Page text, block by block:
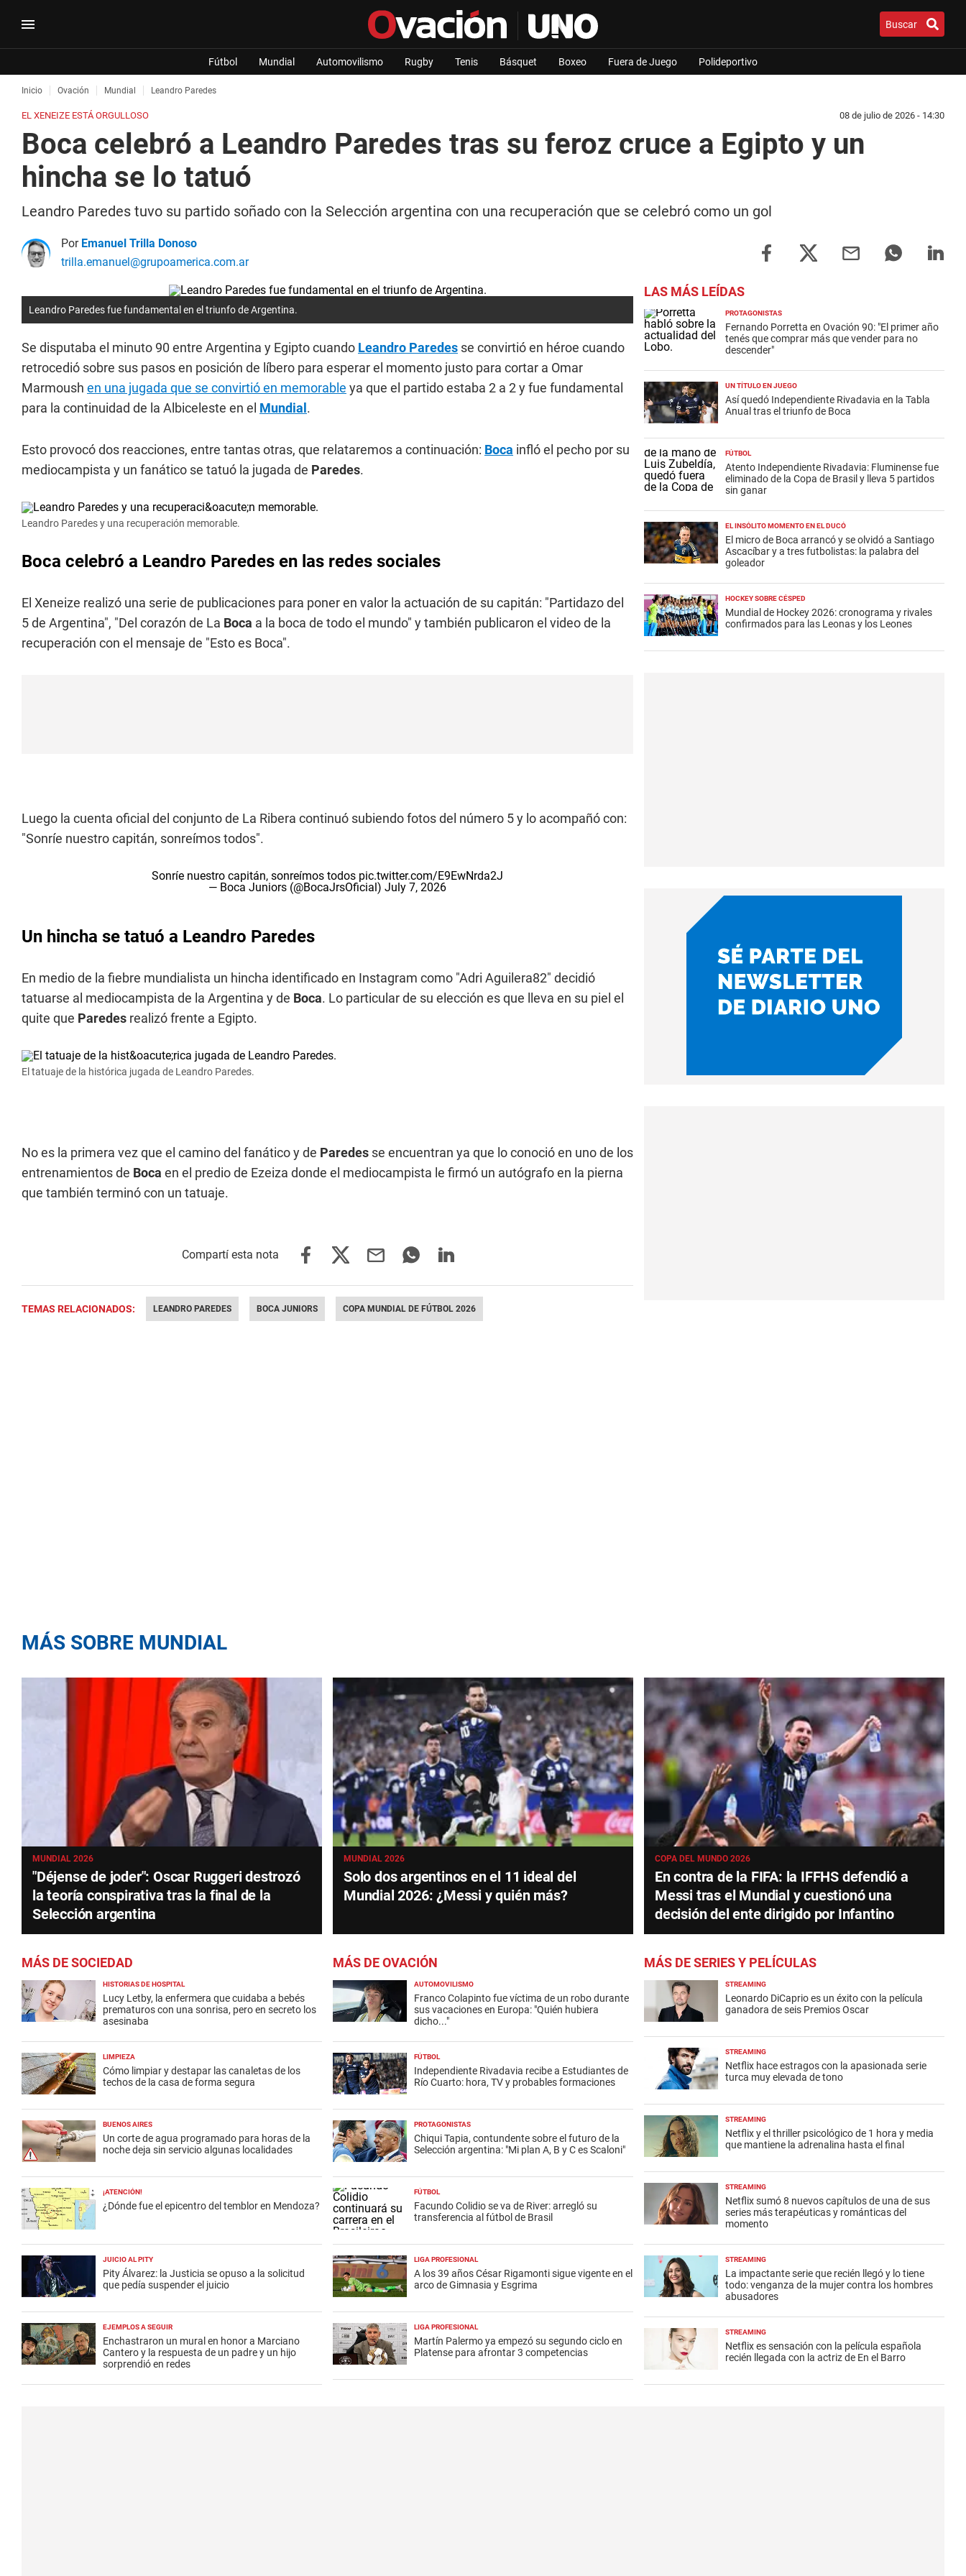
Buscar
Fútbol Mundial Automovilismo Rugby Tenis Básquet Boxeo Fuera de Juego Polideportivo
Inicio Ovación Mundial Leandro Paredes
EL XENEIZE ESTÁ ORGULLOSO 08 de julio de 2026 - 14:30
Boca celebró a Leandro Paredes tras su feroz cruce a Egipto y un
hincha se lo tatuó
Leandro Paredes tuvo su partido soñado con la Selección argentina con una recuperación que se celebró como un gol
Por Emanuel Trilla Donoso
trilla.emanuel@grupoamerica.com.ar
Leandro Paredes fue fundamental en el triunfo de Argentina.
Se disputaba el minuto 90 entre Argentina y Egipto cuando Leandro Paredes se convirtió en héroe cuando
retrocedió sobre sus pasos en posición de líbero para esperar el momento justo para cortar a Omar
Marmoush en una jugada que se convirtió en memorable ya que el partido estaba 2 a 2 y fue fundamental
para la continuidad de la Albiceleste en el Mundial .
Esto provocó dos reacciones, entre tantas otras, que relataremos a continuación: Boca infló el pecho por su
mediocampista y un fanático se tatuó la jugada de Paredes.
Leandro Paredes y una recuperación memorable.
Boca celebró a Leandro Paredes en las redes sociales
El Xeneize realizó una serie de publicaciones para poner en valor la actuación de su capitán: "Partidazo del
5 de Argentina", "Del corazón de La Boca a la boca de todo el mundo" y también publicaron el video de la
recuperación con el mensaje de "Esto es Boca".
Luego la cuenta oficial del conjunto de La Ribera continuó subiendo fotos del número 5 y lo acompañó con:
"Sonríe nuestro capitán, sonreímos todos".
Sonríe nuestro capitán, sonreímos todos pic.twitter.com/E9EwNrda2J
— Boca Juniors (@BocaJrsOficial) July 7, 2026
Un hincha se tatuó a Leandro Paredes
En medio de la fiebre mundialista un hincha identificado en Instagram como "Adri Aguilera82" decidió
tatuarse al mediocampista de la Argentina y de Boca. Lo particular de su elección es que lleva en su piel el
quite que Paredes realizó frente a Egipto.
El tatuaje de la histórica jugada de Leandro Paredes.
No es la primera vez que el camino del fanático y de Paredes se encuentran ya que lo conoció en uno de los
entrenamientos de Boca en el predio de Ezeiza donde el mediocampista le firmó un autógrafo en la pierna
que también terminó con un tatuaje.
TEMAS RELACIONADOS: LEANDRO PAREDES BOCA JUNIORS COPA MUNDIAL DE FÚTBOL 2026
LAS MÁS LEÍDAS
PROTAGONISTAS
Fernando Porretta en Ovación 90: "El primer año
tenés que comprar más que vender para no
descender"
UN TÍTULO EN JUEGO
Así quedó Independiente Rivadavia en la Tabla
Anual tras el triunfo de Boca
FÚTBOL
Atento Independiente Rivadavia: Fluminense fue
eliminado de la Copa de Brasil y lleva 5 partidos
sin ganar
EL INSÓLITO MOMENTO EN EL DUCÓ
El micro de Boca arrancó y se olvidó a Santiago
Ascacíbar y a tres futbolistas: la palabra del
goleador
HOCKEY SOBRE CÉSPED
Mundial de Hockey 2026: cronograma y rivales
confirmados para las Leonas y los Leones
MÁS SOBRE MUNDIAL
MUNDIAL 2026
"Déjense de joder": Oscar Ruggeri destrozó
la teoría conspirativa tras la final de la
Selección argentina
MUNDIAL 2026
Solo dos argentinos en el 11 ideal del
Mundial 2026: ¿Messi y quién más?
COPA DEL MUNDO 2026
En contra de la FIFA: la IFFHS defendió a
Messi tras el Mundial y cuestionó una
decisión del ente dirigido por Infantino
MÁS DE SOCIEDAD
HISTORIAS DE HOSPITAL
Lucy Letby, la enfermera que cuidaba a bebés
prematuros con una sonrisa, pero en secreto los
asesinaba
LIMPIEZA
Cómo limpiar y destapar las canaletas de los
techos de la casa de forma segura
BUENOS AIRES
Un corte de agua programado para horas de la
noche deja sin servicio algunas localidades
¡ATENCIÓN!
¿Dónde fue el epicentro del temblor en Mendoza?
JUICIO AL PITY
Pity Álvarez: la Justicia se opuso a la solicitud
que pedía suspender el juicio
EJEMPLOS A SEGUIR
Enchastraron un mural en honor a Marciano
Cantero y la respuesta de un padre y un hijo
sorprendió en redes
MÁS DE OVACIÓN
AUTOMOVILISMO
Franco Colapinto fue víctima de un robo durante
sus vacaciones en Europa: "Quién hubiera
dicho..."
FÚTBOL
Independiente Rivadavia recibe a Estudiantes de
Río Cuarto: hora, TV y probables formaciones
PROTAGONISTAS
Chiqui Tapia, contundente sobre el futuro de la
Selección argentina: "Mi plan A, B y C es Scaloni"
FÚTBOL
Facundo Colidio se va de River: arregló su
transferencia al fútbol de Brasil
LIGA PROFESIONAL
A los 39 años César Rigamonti sigue vigente en el
arco de Gimnasia y Esgrima
LIGA PROFESIONAL
Martín Palermo ya empezó su segundo ciclo en
Platense para afrontar 3 competencias
MÁS DE SERIES Y PELÍCULAS
STREAMING
Leonardo DiCaprio es un éxito con la película
ganadora de seis Premios Oscar
STREAMING
Netflix hace estragos con la apasionada serie
turca muy elevada de tono
STREAMING
Netflix y el thriller psicológico de 1 hora y media
que mantiene la adrenalina hasta el final
STREAMING
Netflix sumó 8 nuevos capítulos de una de sus
series más terapéuticas y románticas del
momento
STREAMING
La impactante serie que recién llegó y lo tiene
todo: venganza de la mujer contra los hombres
abusadores
STREAMING
Netflix es sensación con la película española
recién llegada con la actriz de En el Barro